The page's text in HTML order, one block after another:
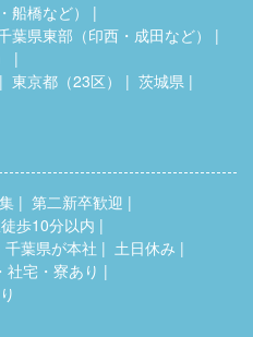
船橋など）
葉県東部（印西・成田など）
東京都（23区）
茨城県
第二新卒歓迎
歩10分以内
千葉県が本社
土日休み
社宅・寮あり